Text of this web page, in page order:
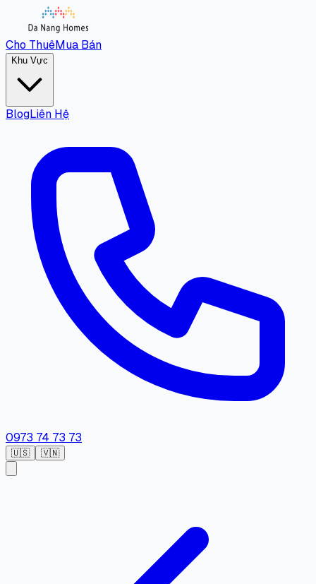
Cho ThuêMua Bán
Khu Vực
BlogLiên Hệ
0973 74 73 73
🇺🇸 🇻🇳